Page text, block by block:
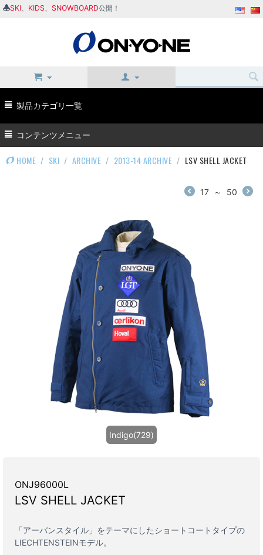
SKI KIDS SNOWBOARD公開！
製品カテゴリ一覧
コンテンツメニュー
HOME / SKI / ARCHIVE / 2013-14 ARCHIVE / LSV SHELL JACKET
17 ～ 50
Indigo(729)
ONJ96000L
LSV SHELL JACKET
「アーバンスタイル」をテーマにしたショートコートタイプの
LIECHTENSTEINモデル。